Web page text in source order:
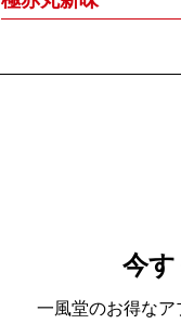
今
一風堂のお得なア